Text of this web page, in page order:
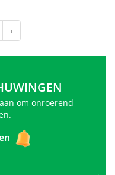
›
om onroerend